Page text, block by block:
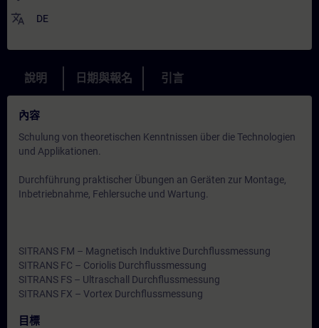
translate DE
說明 日期與報名 引言
內容
Schulung von theoretischen Kenntnissen über die Technologien
und Applikationen.
Durchführung praktischer Übungen an Geräten zur Montage,
Inbetriebnahme, Fehlersuche und Wartung.
SITRANS FM – Magnetisch Induktive Durchflussmessung
SITRANS FC – Coriolis Durchflussmessung
SITRANS FS – Ultraschall Durchflussmessung
SITRANS FX – Vortex Durchflussmessung
目標